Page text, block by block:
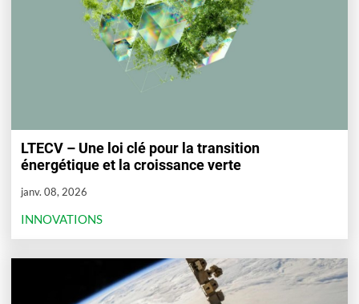
LTECV – Une loi clé pour la transition
énergétique et la croissance verte
janv. 08, 2026
INNOVATIONS